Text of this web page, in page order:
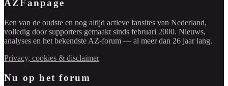
AZFanpage
Een van de oudste en nog altijd actieve fansites van Nederland,
volledig door supporters gemaakt sinds februari 2000. Nieuws,
analyses en het bekendste AZ-forum — al meer dan 26 jaar lang.
Privacy, cookies & disclaimer
Nu op het forum